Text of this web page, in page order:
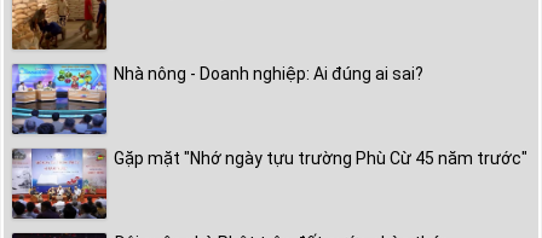
Nhà nông - Doanh nghiệp: Ai đúng ai sai?
Gặp mặt "Nhớ ngày tựu trường Phù Cừ 45 năm trước"